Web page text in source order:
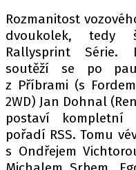
OSOBNÍ
Rozmanitost
dvoukolek, tedy
Rallysprint Série.
soutěží se po
z Příbrami (s
2WD) Jan Dohnal
postaví kompletní
pořadí RSS. Tomu
s Ondřejem